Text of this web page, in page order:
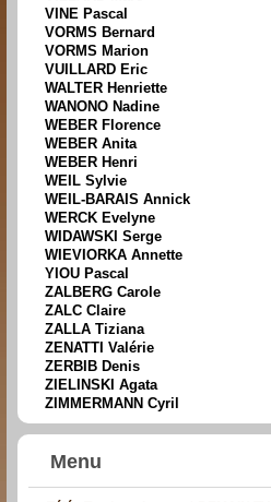
VINE Pascal
VORMS Bernard
VORMS Marion
VUILLARD Eric
WALTER Henriette
WANONO Nadine
WEBER Florence
WEBER Anita
WEBER Henri
WEIL Sylvie
WEIL-BARAIS Annick
WERCK Evelyne
WIDAWSKI Serge
WIEVIORKA Annette
YIOU Pascal
ZALBERG Carole
ZALC Claire
ZALLA Tiziana
ZENATTI Valérie
ZERBIB Denis
ZIELINSKI Agata
ZIMMERMANN Cyril
Menu